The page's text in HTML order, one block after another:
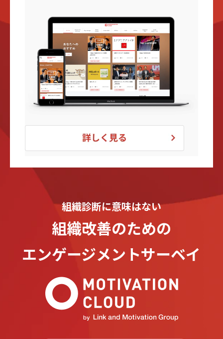
組織診断に意味はない
組織改善のための
エンゲージメントサーベイ